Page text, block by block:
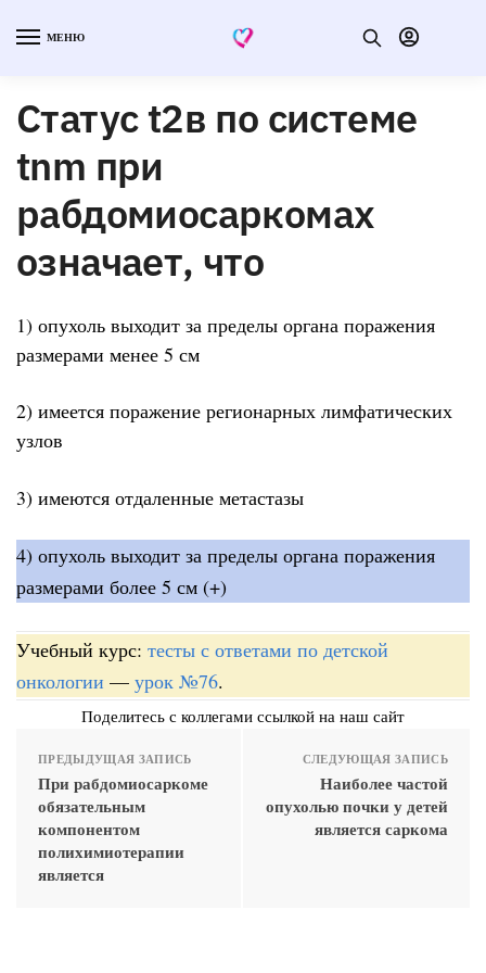
МЕНЮ
Статус t2в по системе
tnm при
рабдомиосаркомах
означает, что
1) опухоль выходит за пределы органа поражения
размерами менее 5 см
2) имеется поражение регионарных лимфатических
узлов
3) имеются отдаленные метастазы
4) опухоль выходит за пределы органа поражения
размерами более 5 см (+)
Учебный курс: тесты с ответами по детской
онкологии — урок №76.
Поделитесь с коллегами ссылкой на наш сайт
ПРЕДЫДУЩАЯ ЗАПИСЬ
При рабдомиосаркоме
обязательным
компонентом
полихимиотерапии
является
СЛЕДУЮЩАЯ ЗАПИСЬ
Наиболее частой
опухолью почки у детей
является саркома